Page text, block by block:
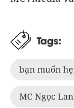
Tags:
bạn muốn
MC Ngọc Lan